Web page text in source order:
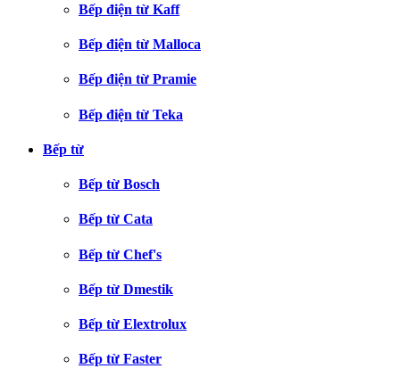
Bếp điện từ Kaff
Bếp điện từ Malloca
Bếp điện từ Pramie
Bếp điện từ Teka
Bếp từ
Bếp từ Bosch
Bếp từ Cata
Bếp từ Chef's
Bếp từ Dmestik
Bếp từ Elextrolux
Bếp từ Faster